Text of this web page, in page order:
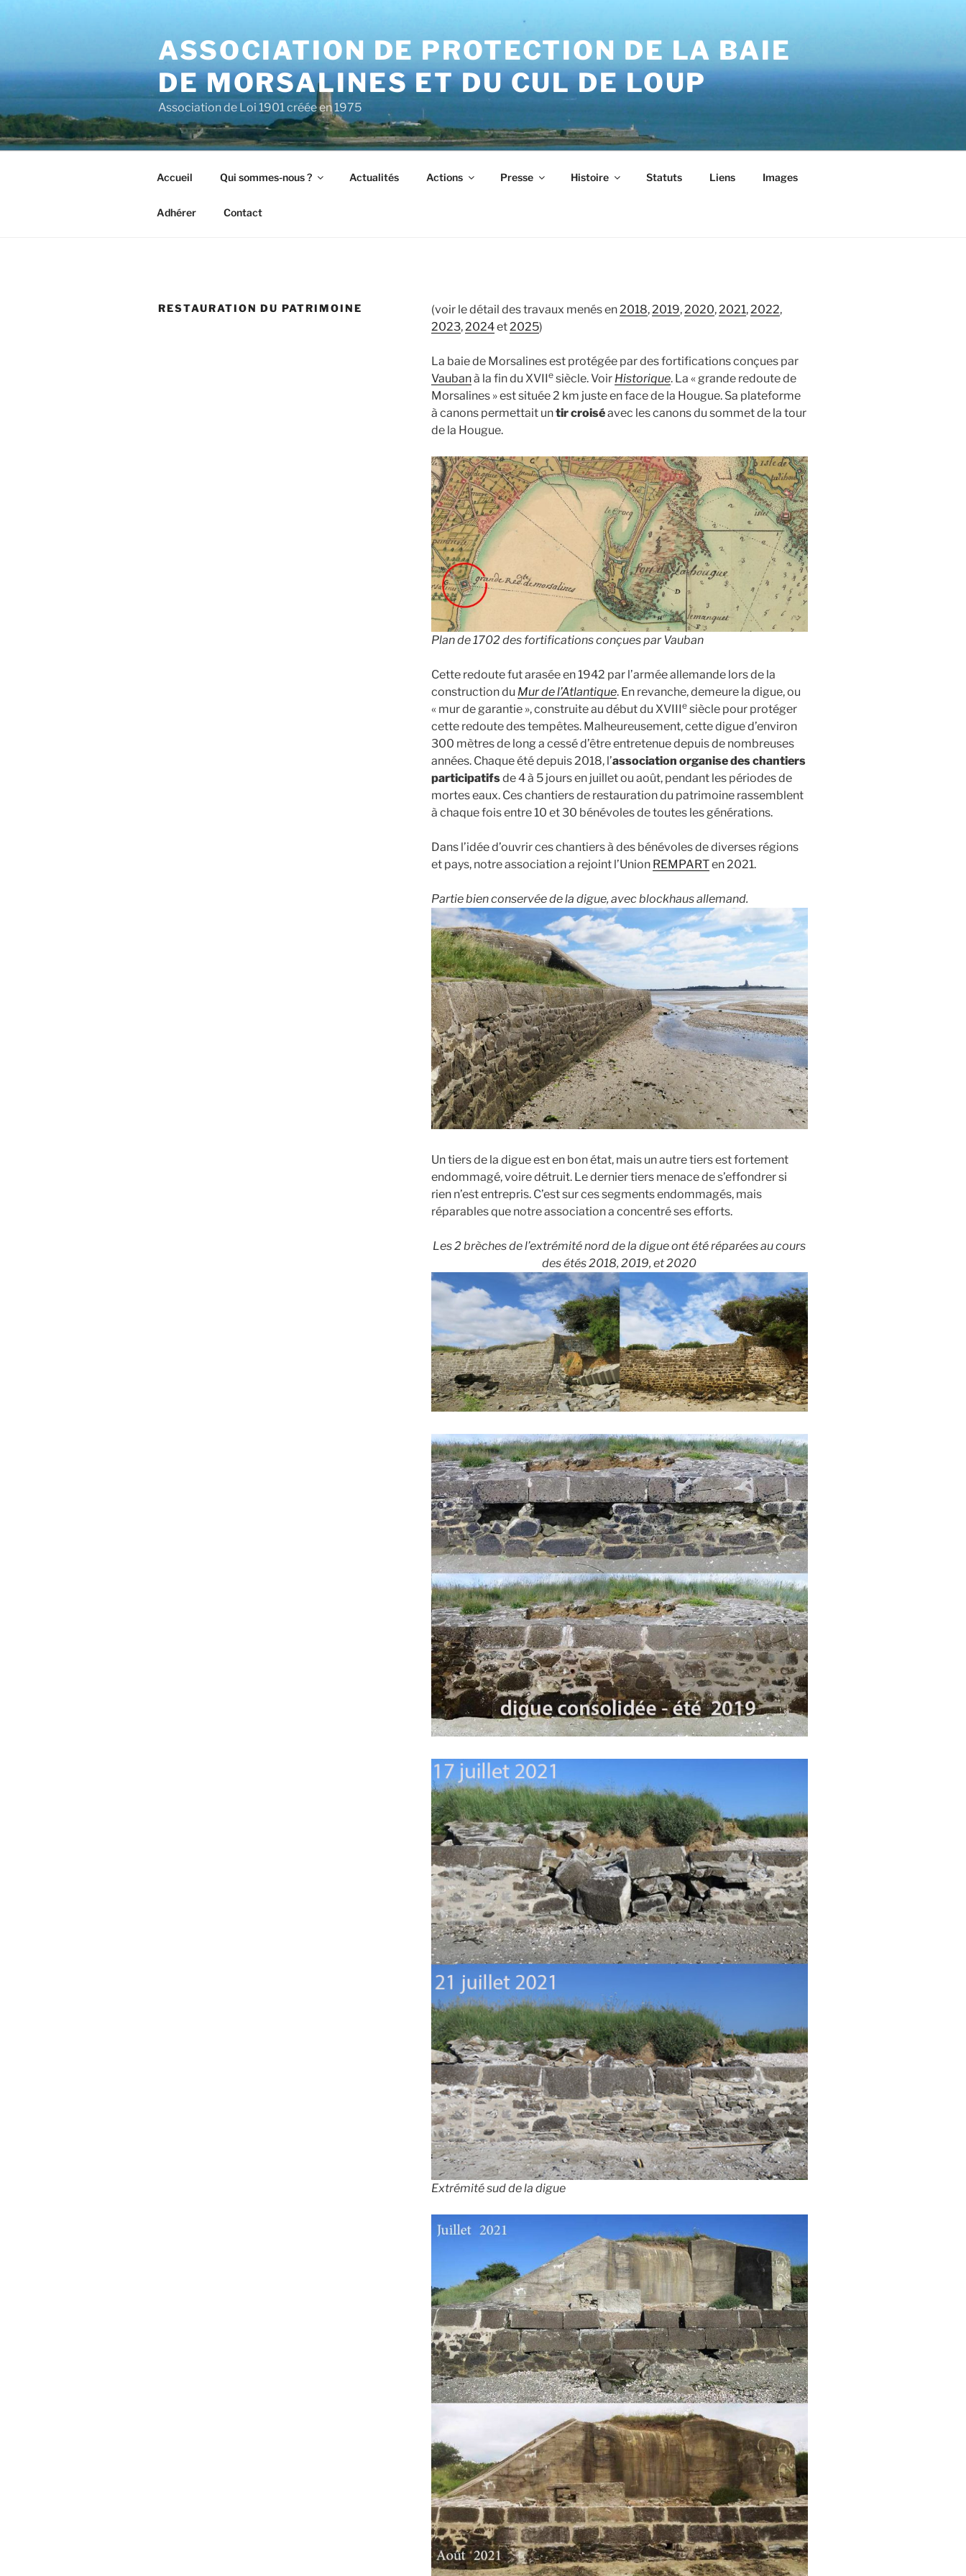
ASSOCIATION DE PROTECTION DE LA BAIE
DE MORSALINES ET DU CUL DE LOUP
Association de Loi 1901 créée en 1975
Accueil Qui sommes-nous ? Actualités Actions Presse Histoire Statuts Liens Images
Adhérer Contact
RESTAURATION DU PATRIMOINE (voir le détail des travaux menés en2018,2019,2020,2021,2022,
2023,2024et2025)
La baie de Morsalines est protégée par des fortifications conçues par
Vaubanà la fin du XVIIesiècle. Voir Historique. La « grande redoute de
Morsalines » est située 2 km juste en face de la Hougue. Sa plateforme
à canons permettait untir croiséavec les canons du sommet de la tour
de la Hougue.
Plan de 1702 des fortifications conçues par Vauban
Cette redoute fut arasée en 1942 par l’armée allemande lors de la
construction du Mur de l’Atlantique. En revanche, demeure la digue, ou
« mur de garantie », construite au début du XVIIIesiècle pour protéger
cette redoute des tempêtes. Malheureusement, cette digue d’environ
300 mètres de long a cessé d’être entretenue depuis de nombreuses
années. Chaque été depuis 2018, l’association organise des chantiers
participatifsde 4 à 5 jours en juillet ou août, pendant les périodes de
mortes eaux. Ces chantiers de restauration du patrimoine rassemblent
à chaque fois entre 10 et 30 bénévoles de toutes les générations.
Dans l’idée d’ouvrir ces chantiers à des bénévoles de diverses régions
et pays, notre association a rejoint l’Union REMPARTen 2021.
Partie bien conservée de la digue, avec blockhaus allemand.
Un tiers de la digue est en bon état, mais un autre tiers est fortement
endommagé, voire détruit. Le dernier tiers menace de s’effondrer si
rien n’est entrepris. C’est sur ces segments endommagés, mais
réparables que notre association a concentré ses efforts.
Les 2 brèches de l’extrémité nord de la digue ont été réparées au cours
des étés 2018, 2019, et 2020
Extrémité sud de la digue